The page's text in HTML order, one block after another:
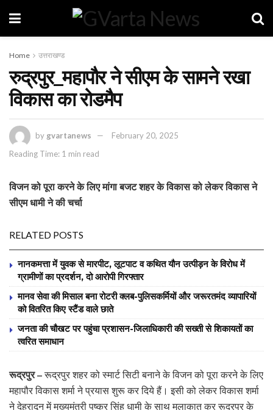
Home उत्तराखण्ड
रुद्रपुर_महापौर ने सीएम के सामने रखा
विकास का रोडमैप
by gvartanews
February 20, 2025
Reading Time: 1 min read
विजन को पूरा करने के लिए मांगा बजट शहर के विकास को लेकर विकास ने
सीएम धामी ने की चर्चा
RELATED POSTS
नानकमत्ता में युवक से मारपीट, लूटपाट व कथित यौन उत्पीड़न के विरोध में
ग्रामीणों का प्रदर्शन, दो आरोपी गिरफ्तार
मानव सेवा की मिसाल बना रोटरी क्लब-पुलिसकर्मियों और जरूरतमंद व्यापारियों
को वितरित किए स्टैंड वाले छाते
जनता की चौखट पर पहुंचा प्रशासन-जिलाधिकारी की सख्ती से शिकायतों का
त्वरित समाधान
रूद्रपुर –रूद्रपुर शहर को स्मार्ट सिटी बनाने के विजन को पूरा करने के लिए
महापौर विकास शर्मा ने प्रयास शुरू कर दिये हैं। इसी को लेकर विकास शर्मा
ने देहरादून में मुख्यमंत्री पुष्कर सिंह धामी के साथ मुलाकात कर रूद्रपुर के